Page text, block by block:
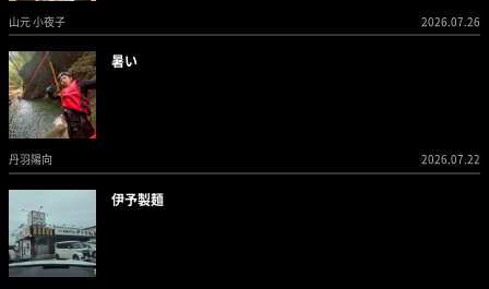
山元 小夜子 2026.07.26
暑い
丹羽陽向 2026.07.22
伊予製麺